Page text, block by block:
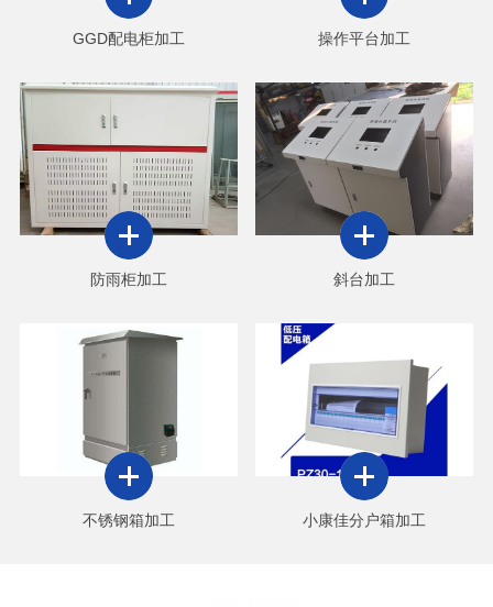
GGD配电柜加工 操作平台加工
防雨柜加工 斜台加工
不锈钢箱加工 小康佳分户箱加工